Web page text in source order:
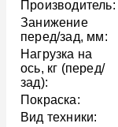
Производитель:
Занижение
перед/зад, мм:
Нагрузка на
ось, кг (перед/
зад):
Покраска:
Вид техники: